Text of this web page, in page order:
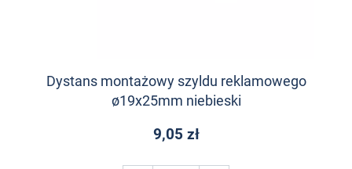
Dystans montażowy szyldu reklamowego
ø19x25mm niebieski
9,05 zł